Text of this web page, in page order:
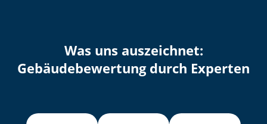
Was uns auszeichnet:
Ge­bäu­de­be­wer­tung durch Experten